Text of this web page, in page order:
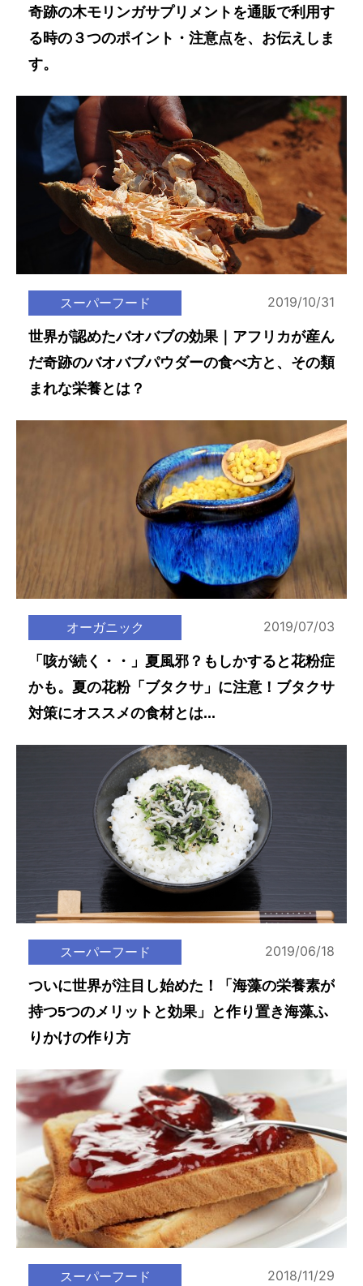
奇跡の木モリンガサプリメントを通販で利用す
る時の３つのポイント・注意点を、お伝えしま
す。
スーパーフード 2019/10/31
世界が認めたバオバブの効果｜アフリカが産ん
だ奇跡のバオバブパウダーの食べ方と、その類
まれな栄養とは？
オーガニック 2019/07/03
「咳が続く・・」夏風邪？もしかすると花粉症
かも。夏の花粉「ブタクサ」に注意！ブタクサ
対策にオススメの食材とは...
スーパーフード 2019/06/18
ついに世界が注目し始めた！「海藻の栄養素が
持つ5つのメリットと効果」と作り置き海藻ふ
りかけの作り方
スーパーフード 2018/11/29